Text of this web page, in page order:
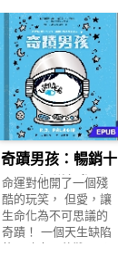
安靜靜的土壤中，一
場大冒險正悄悄展
開。 小蜈蚣松弟長大
了，牠要出門去找新
家。但農夫耕耘打散
了牠原本的家，豪宅
硬梆梆的草地也不適
合居住，接連受到日
晒、火災、水淹的威
脅，松弟能找到適合
安居的地方嗎？ 《松
弟大冒險》是以土壤
為主題的繪本，藉由
小蜈蚣松弟驚險萬分
的冒險旅程，以及一
奇蹟男孩：暢銷十
周年增訂版
命運對他開了一個殘
酷的玩笑， 但愛，讓
生命化為不可思議的
奇蹟！ 一個天生缺陷